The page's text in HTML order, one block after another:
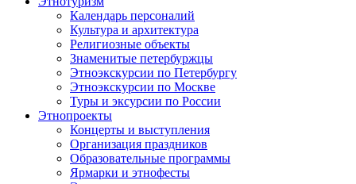
Календарь персоналий
Культура и архитектура
Религиозные объекты
Знаменитые петербуржцы
Этноэкскурсии по Петербургу
Этноэкскурсии по Москве
Туры и эксурсии по России
Этнопроекты
Концерты и выступления
Организация праздников
Образовательные программы
Ярмарки и этнофесты